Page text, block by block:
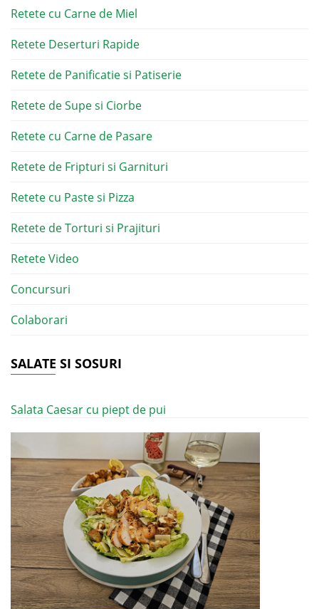
Retete cu Carne de Miel
Retete Deserturi Rapide
Retete de Panificatie si Patiserie
Retete de Supe si Ciorbe
Retete cu Carne de Pasare
Retete de Fripturi si Garnituri
Retete cu Paste si Pizza
Retete de Torturi si Prajituri
Retete Video
Concursuri
Colaborari
SALATE SI SOSURI
Salata Caesar cu piept de pui